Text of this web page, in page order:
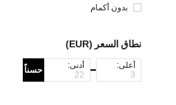
بدون أكمام
نطاق السعر (EUR)
أعلى: أدنى: حسناً